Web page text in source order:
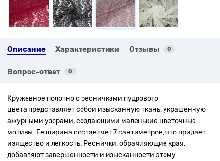
Описание Характеристики Отзывы 0
Вопрос-ответ 0
Кружевное полотно с ресничками пудрового
цвета представляет собой изысканную ткань, украшенную
ажурными узорами, создающими маленькие цветочные
мотивы. Ее ширина составляет 7 сантиметров, что придает
изящество и легкость. Реснички, обрамляющие края,
добавляют завершенности и изысканности этому